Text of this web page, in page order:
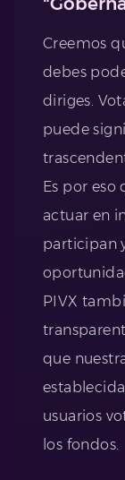
Creemos
debes
diriges.
puede
Es por eso
actuar en
participan
PIVX
que
usuarios
los fondos.